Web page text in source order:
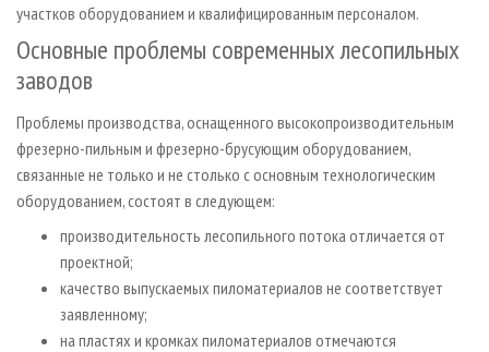
участков оборудованием и квалифицированным персоналом.
Основные проблемы современных лесопильных
заводов
Проблемы производства, оснащенного высокопроизводительным
фрезерно-пильным и фрезерно-брусующим оборудованием,
связанные не только и не столько с основным технологическим
оборудованием, состоят в следующем:
производительность лесопильного потока отличается от
проектной;
качество выпускаемых пиломатериалов не соответствует
заявленному;
на пластях и кромках пиломатериалов отмечаются